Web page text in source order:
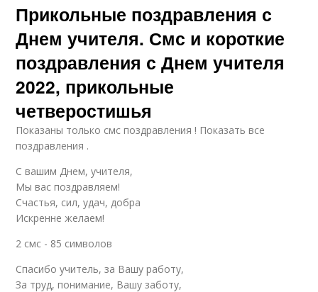
Прикольные поздравления с
Днем учителя. Смс и короткие
поздравления с Днем учителя
2022, прикольные
четверостишья
Показаны только смс поздравления ! Показать все
поздравления .
С вашим Днем, учителя,
Мы вас поздравляем!
Счастья, сил, удач, добра
Искренне желаем!
2 смс - 85 символов
Спасибо учитель, за Вашу работу,
За труд, понимание, Вашу заботу,